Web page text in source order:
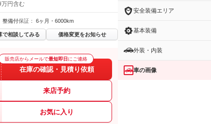
万円含む
整備付保証： 6ヶ月・6000km
で相談してみる 価格変更をお知らせ
販売店からメールで最短即日 にご連絡
在庫の確認・見積り依頼
来店予約
お気に入り
安全装備エリア
基本装備
外装・内装
車の画像